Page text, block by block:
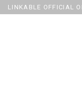
LINKABLE OFFICIAL